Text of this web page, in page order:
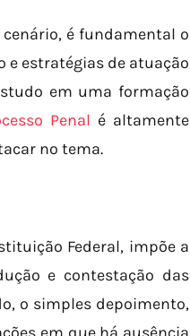
é fundamental o
estratégias de atuação
em uma formação
Penal é altamente
no tema.
Federal, impõe a
e contestação das
o simples depoimento,